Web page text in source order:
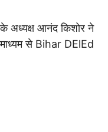
के अध्यक्ष आनंद किशोर ने
से Bihar DElEd